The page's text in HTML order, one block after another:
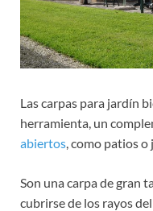
Las carpas para jardín
herramienta, un
abiertos , como patios o
Son una carpa de gran
cubrirse de los rayos